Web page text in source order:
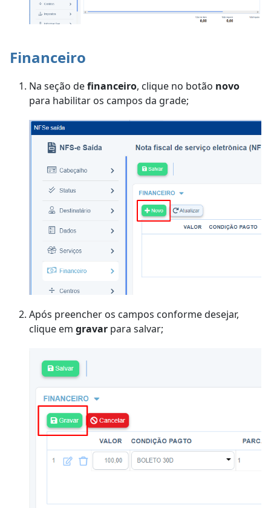
Financeiro
Na seção definanceiro, clique no botão novo
para habilitar os campos da grade;
Após preencher os campos conforme desejar,
clique em gravar para salvar;